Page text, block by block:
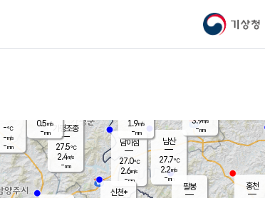
기상청
남이섬
27.0℃
2.6m/s
-mm
남산
27.7℃
2.2m/s
-mm
팔봉
1.9m/s
-mm
가평조종
27.5℃
2.4m/s
-mm
-℃
-m/s
-mm
신천*
0.5m/s
-mm
홍천
3.9m/s
-mm